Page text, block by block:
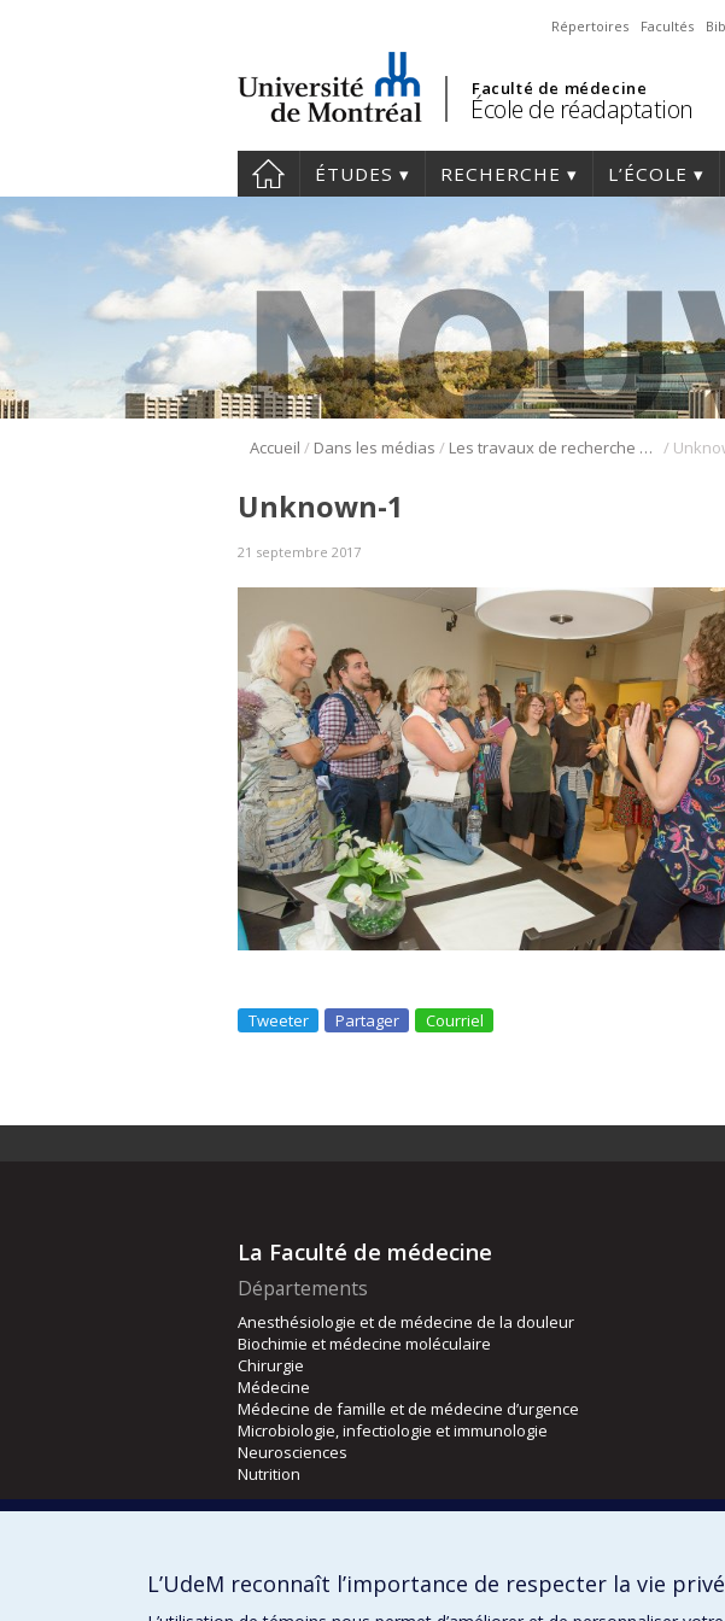
Répertoires Facultés
Faculté de médecine
École de réadaptation
ÉTUDES RECHERCHE L’ÉCOLE
Accueil / Dans les médias / Les travaux de recherche de Nathalie Bier, professeure au programme d’ergothérapie, et chercheuse au Centre de recherche de l’Institut universitaire de gériatrie de Montréal ont été largement médiatisés le 20 septembre dernier. /
Unknown-1
21 septembre 2017
Tweeter Partager Courriel
La Faculté de médecine
Départements
Anesthésiologie et de médecine de la douleur
Biochimie et médecine moléculaire
Chirurgie
Médecine
Médecine de famille et de médecine d’urgence
Microbiologie, infectiologie et immunologie
Neurosciences
Nutrition
Orthophonie et audiologie
L’UdeM reconnaît l’importance de respecter la vie